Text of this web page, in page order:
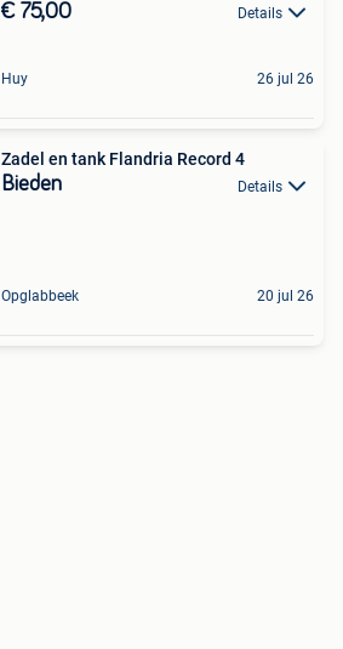
€ 75,00 Details
Huy 26 jul 26
Zadel en tank Flandria Record 4
Bieden Details
Opglabbeek 20 jul 26